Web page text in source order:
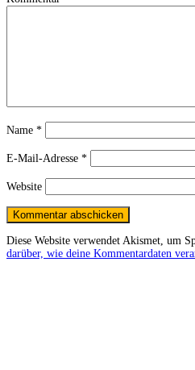
Name *
E-Mail-Adresse *
Website
Diese Website verwendet Akismet, um
darüber, wie deine Kommentardaten